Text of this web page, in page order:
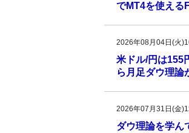
でMT4を使える
2026年08月04日(火
米ドル/円は155
ら月足ダウ理
2026年07月31日(金
ダウ理論を学ん